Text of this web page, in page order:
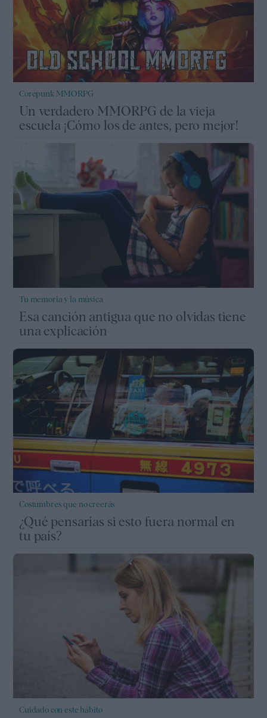
Corepunk MMORPG
Un verdadero MMORPG de la vieja
escuela ¡Cómo los de antes, pero mejor!
Tu memoria y la música
Esa canción antigua que no olvidas tiene
una explicación
Costumbres que no creerás
¿Qué pensarías si esto fuera normal en
tu país?
Cuidado con este hábito